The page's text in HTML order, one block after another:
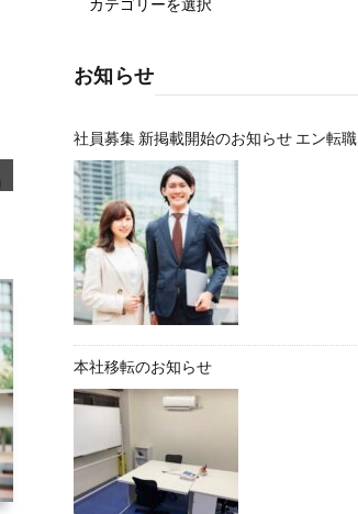
お知らせ
社員募集 新掲載開始のお知らせ エン転職
本社移転のお知らせ